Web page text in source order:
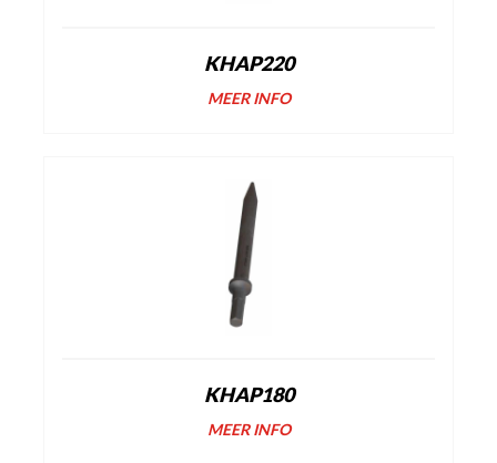
KHAP220
MEER INFO
KHAP180
MEER INFO